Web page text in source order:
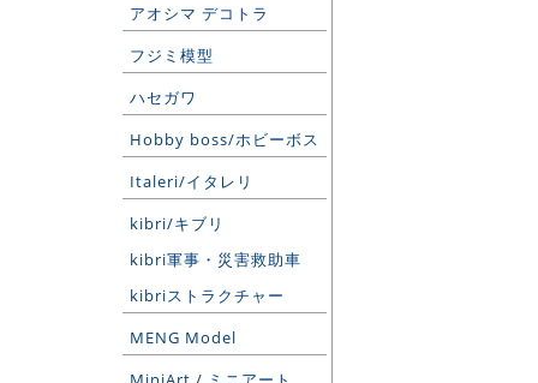
アオシマ デコトラ
フジミ模型
ハセガワ
Hobby boss/ホビーボス
Italeri/イタレリ
kibri/キブリ
kibri軍事・災害救助車
kibriストラクチャー
MENG Model